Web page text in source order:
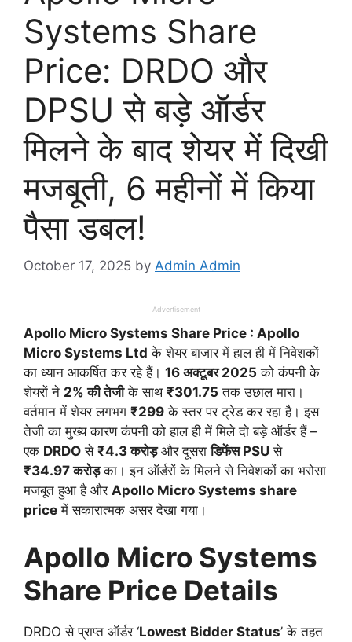
Systems Share
Price: DRDO और
DPSU से बड़े ऑर्डर
मिलने के बाद शेयर में दिखी
मजबूती, 6 महीनों में किया
पैसा डबल!
October 17, 2025 by Admin Admin
Advertisement
Apollo Micro Systems Share Price : Apollo
Micro Systems Ltd के शेयर बाजार में हाल ही में निवेशकों
का ध्यान आकर्षित कर रहे हैं। 16 अक्टूबर 2025 को कंपनी के
शेयरों ने 2% की तेजीके साथ ₹301.75 तक उछाल मारा।
वर्तमान में शेयर लगभग ₹299 के स्तर पर ट्रेड कर रहा है। इस
तेजी का मुख्य कारण कंपनी को हाल ही में मिले दो बड़े ऑर्डर हैं –
एक DRDO से ₹4.3 करोड़और दूसराडिफेंस PSU से
₹34.97 करोड़का। इन ऑर्डरों के मिलने से निवेशकों का भरोसा
मजबूत हुआ है और Apollo Micro Systems share
price में सकारात्मक असर देखा गया।
Apollo Micro Systems
Share Price Details
DRDO से प्राप्त ऑर्डर ‘Lowest Bidder Status’ के तहत